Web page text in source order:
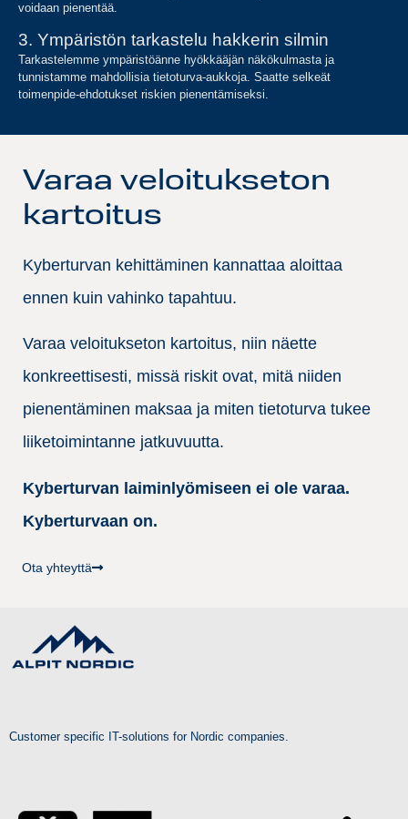
voidaan pienentää.
3. Ympäristön tarkastelu hakkerin silmin
Tarkastelemme ympäristöänne hyökkääjän näkökulmasta ja
tunnistamme mahdollisia tietoturva-aukkoja. Saatte selkeät
toimenpide-ehdotukset riskien pienentämiseksi.
Varaa veloitukseton
kartoitus
Kyberturvan kehittäminen kannattaa aloittaa
ennen kuin vahinko tapahtuu.
Varaa veloitukseton kartoitus, niin näette
konkreettisesti, missä riskit ovat, mitä niiden
pienentäminen maksaa ja miten tietoturva tukee
liiketoimintanne jatkuvuutta.
Kyberturvan laiminlyömiseen ei ole varaa.
Kyberturvaan on.
Ota yhteyttä
Customer specific IT-solutions for Nordic companies.